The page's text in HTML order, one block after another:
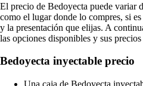
El precio de Bedoyecta puede variar
como el lugar donde lo compres, si
y la presentación que elijas. A
las opciones disponibles y sus
Bedoyecta inyectable precio